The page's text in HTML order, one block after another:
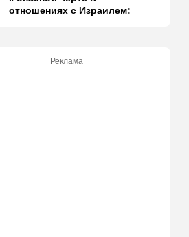
отношениях с Израилем:
Помидоры научились
Реклама